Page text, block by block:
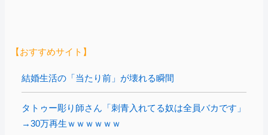
【おすすめサイト】
結婚生活の「当たり前」が壊れる瞬間
タトゥー彫り師さん「刺青入れてる奴は全員バカです」
→30万再生ｗｗｗｗｗｗ